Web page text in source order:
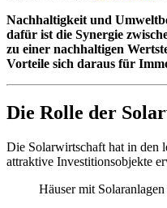
Nachhaltigkeit und
dafür ist die Synergie
zu einer nachhaltigen
Vorteile sich daraus für
Die Rolle der
Die Solarwirtschaft hat in den
attraktive Investitionsobjekte
Häuser mit